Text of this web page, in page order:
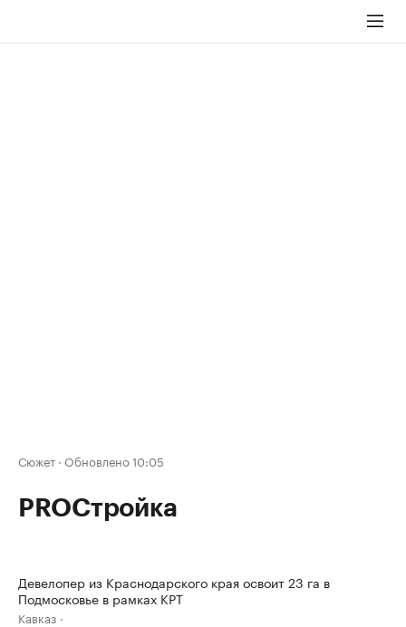
Сюжет · Обновлено 10:05
PROСтройка
Девелопер из Краснодарского края освоит 23 га в
Подмосковье в рамках КРТ
Кавказ